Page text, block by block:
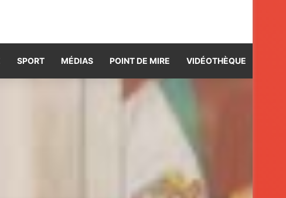
SPORT MÉDIAS POINT DE MIRE VIDÉOTHÈQUE